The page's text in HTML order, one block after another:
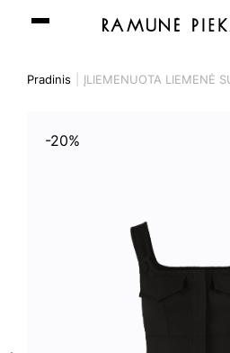
Pradinis ĮLIEMENUOTA LIEMENĖ
-20%